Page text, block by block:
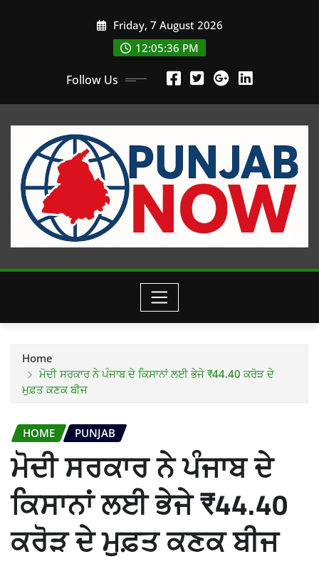
Friday, 7 August 2026
12:05:38 PM
Follow Us
Home
ਮੋਦੀ ਸਰਕਾਰ ਨੇ ਪੰਜਾਬ ਦੇ ਕਿਸਾਨਾਂ ਲਈ ਭੇਜੇ ₹44.40 ਕਰੋੜ ਦੇ
ਮੁਫ਼ਤ ਕਣਕ ਬੀਜ
HOME PUNJAB
ਮੋਦੀ ਸਰਕਾਰ ਨੇ ਪੰਜਾਬ ਦੇ
ਕਿਸਾਨਾਂ ਲਈ ਭੇਜੇ ₹44.40
ਕਰੋੜ ਦੇ ਮੁਫ਼ਤ ਕਣਕ ਬੀਜ